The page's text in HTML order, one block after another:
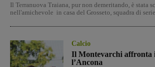
Il Terranuova Traiana, pur non demeritando, è stata
nell'amichevole in casa del Grosseto, squadra di
Calcio
Il Montevarchi affronta
l’Ancona